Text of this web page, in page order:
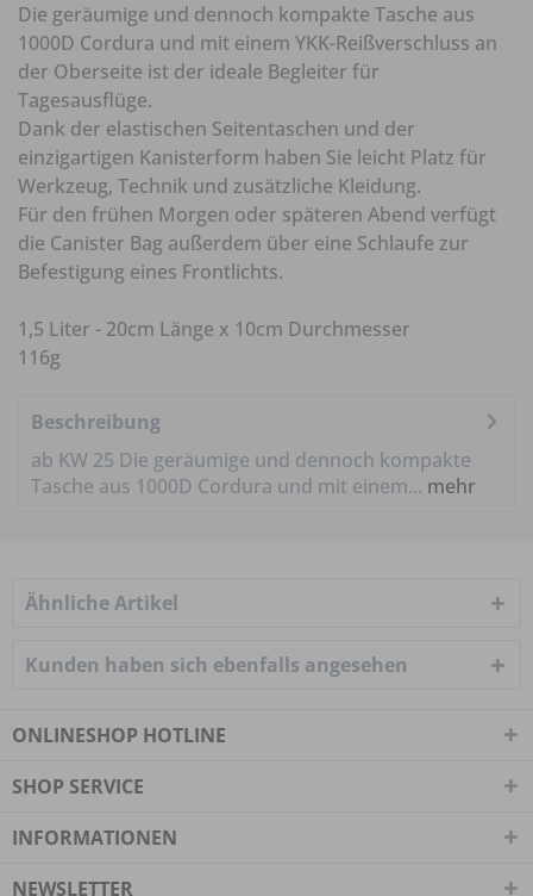
Die geräumige und dennoch kompakte Tasche aus
1000D Cordura und mit einem YKK-Reißverschluss an
der Oberseite ist der ideale Begleiter für
Tagesausflüge.
Dank der elastischen Seitentaschen und der
einzigartigen Kanisterform haben Sie leicht Platz für
Werkzeug, Technik und zusätzliche Kleidung.
Für den frühen Morgen oder späteren Abend verfügt
die Canister Bag außerdem über eine Schlaufe zur
Befestigung eines Frontlichts.
1,5 Liter - 20cm Länge x 10cm Durchmesser
116g
Beschreibung
ab KW 25 Die geräumige und dennoch kompakte
Tasche aus 1000D Cordura und mit einem... mehr
Ähnliche Artikel
Kunden haben sich ebenfalls angesehen
ONLINESHOP HOTLINE
SHOP SERVICE
INFORMATIONEN
NEWSLETTER